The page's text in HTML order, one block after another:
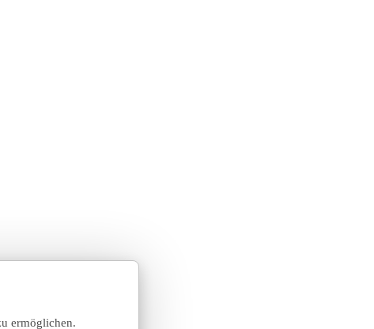
ermöglichen.